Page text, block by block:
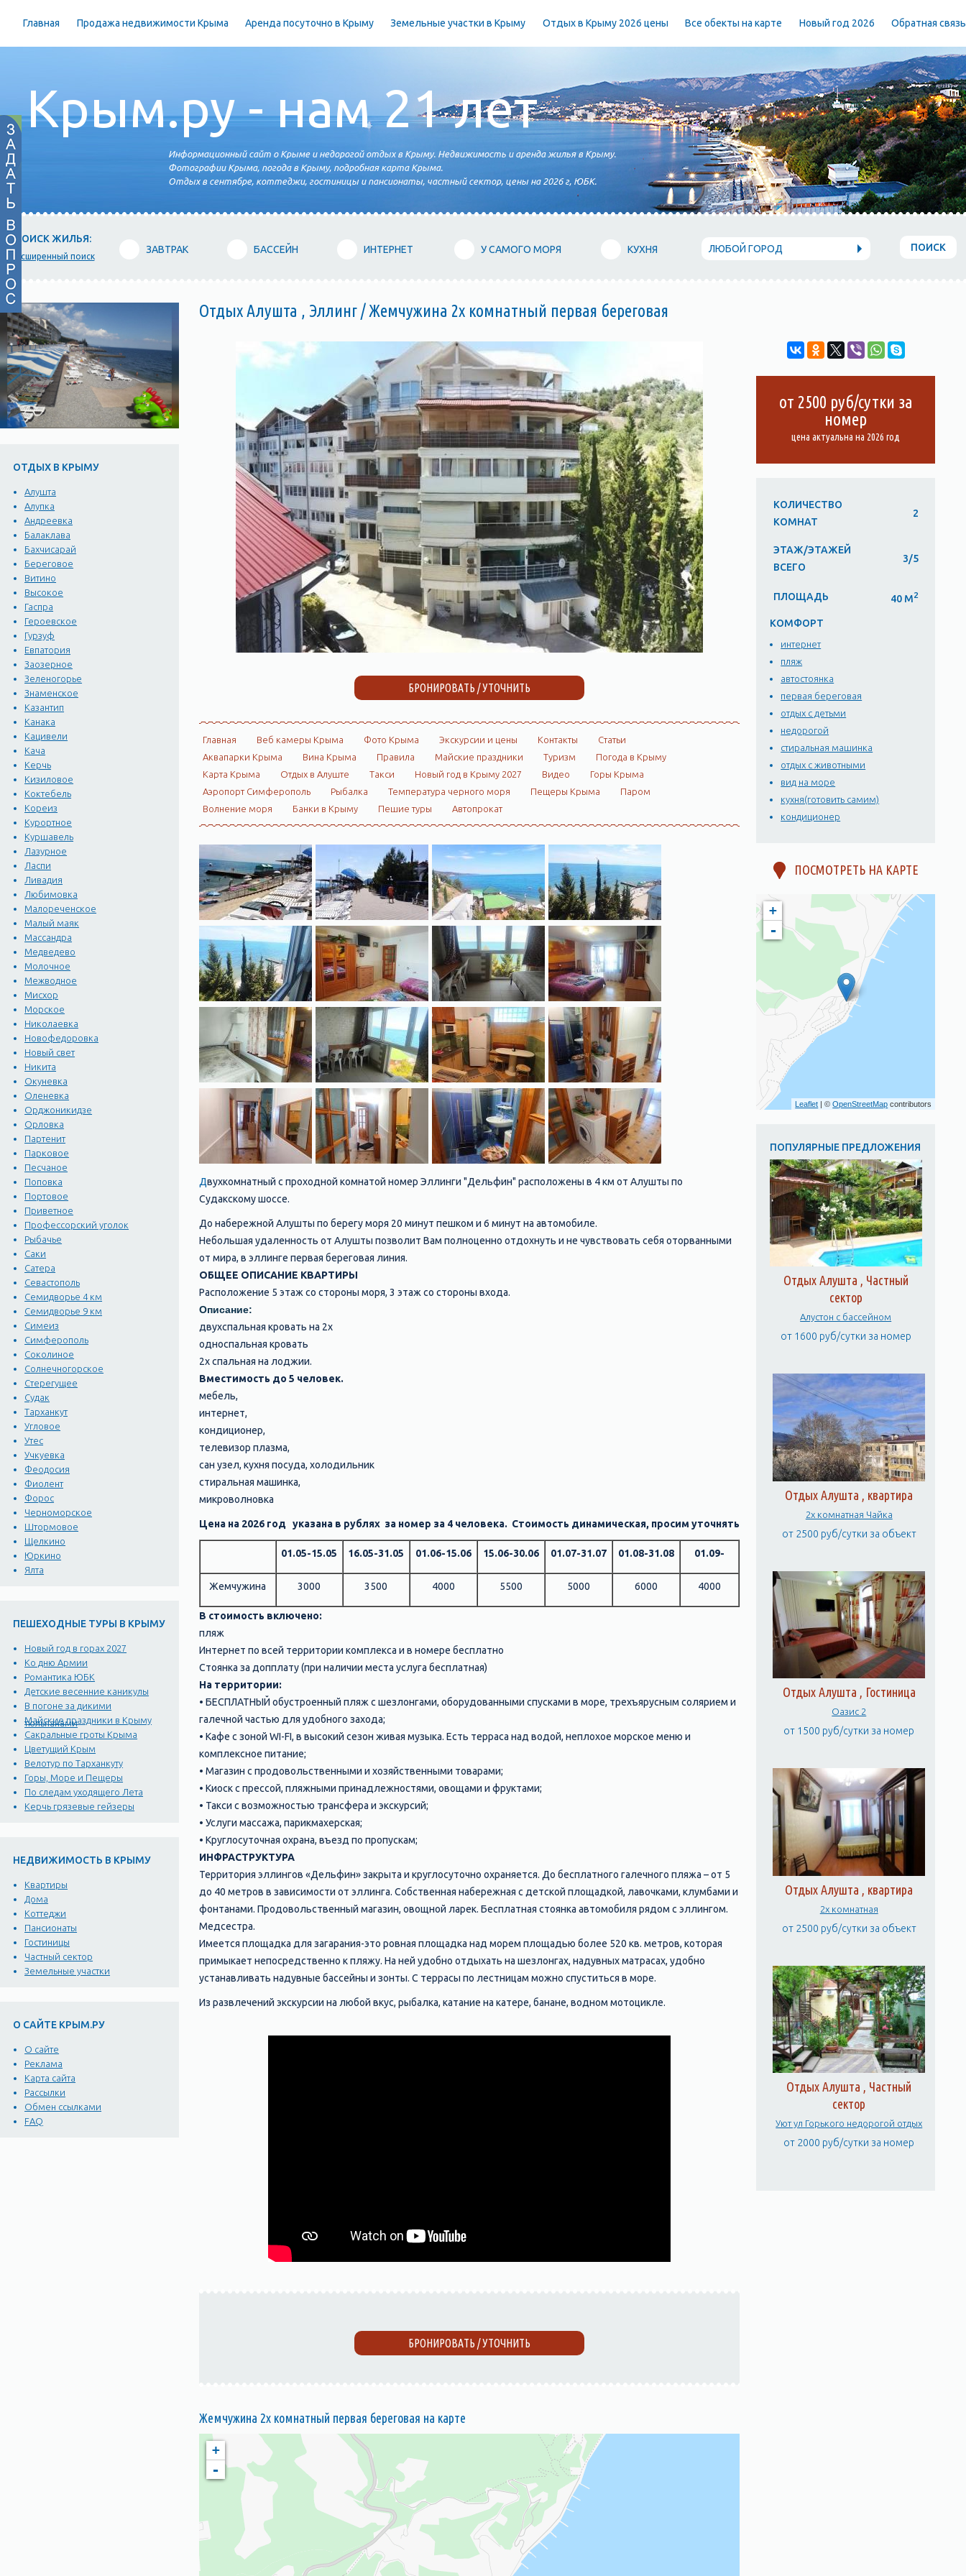
Главная Продажа недвижимости Крыма Аренда посуточно в Крыму Земельные участки в Крыму Отдых в Крыму 2026 цены Все обекты на карте Новый год 2026 Обратная связь
Крым.ру - нам 21 лет
Информационный сайт о Крыме и недорогой отдых в Крыму. Недвижимость и аренда жилья в Крыму.
Фотографии Крыма, погода в Крыму, подробная карта Крыма.
Отдых в сентябре, коттеджи, гостиницы и пансионаты, частный сектор, цены на 2026 г, ЮБК.
ПОИСК ЖИЛЬЯ:
расширенный поиск
ЗАВТРАК БАССЕЙН ИНТЕРНЕТ У САМОГО МОРЯ КУХНЯ ЛЮБОЙ ГОРОД ПОИСК
ОТДЫХ В КРЫМУ
Алушта
Алупка
Андреевка
Балаклава
Бахчисарай
Береговое
Витино
Высокое
Гаспра
Героевское
Гурзуф
Евпатория
Заозерное
Зеленогорье
Знаменское
Казантип
Канака
Кацивели
Кача
Керчь
Кизиловое
Коктебель
Кореиз
Курортное
Куршавель
Лазурное
Ласпи
Ливадия
Любимовка
Малореченское
Малый маяк
Массандра
Медведево
Молочное
Межводное
Мисхор
Морское
Николаевка
Новофедоровка
Новый свет
Никита
Окуневка
Оленевка
Орджоникидзе
Орловка
Партенит
Парковое
Песчаное
Поповка
Портовое
Приветное
Профессорский уголок
Рыбачье
Саки
Сатера
Севастополь
Семидворье 4 км
Семидворье 9 км
Симеиз
Симферополь
Соколиное
Солнечногорское
Стерегущее
Судак
Тарханкут
Угловое
Утес
Учкуевка
Феодосия
Фиолент
Форос
Черноморское
Штормовое
Щелкино
Юркино
Ялта
ПЕШЕХОДНЫЕ ТУРЫ В КРЫМУ
Новый год в горах 2027
Ко дню Армии
Романтика ЮБК
Детские весенние каникулы
В погоне за дикими
тюльпанами
Майские праздники в Крыму
Сакральные гроты Крыма
Цветущий Крым
Велотур по Тарханкуту
Горы, Море и Пещеры
По следам уходящего Лета
Керчь грязевые гейзеры
НЕДВИЖИМОСТЬ В КРЫМУ
Квартиры
Дома
Коттеджи
Пансионаты
Гостиницы
Частный сектор
Земельные участки
О САЙТЕ КРЫМ.РУ
О сайте
Реклама
Карта сайта
Рассылки
Обмен ссылками
FAQ
Отдых Алушта , Эллинг / Жемчужина 2х комнатный первая береговая
БРОНИРОВАТЬ / УТОЧНИТЬ
Главная Веб камеры Крыма Фото Крыма Экскурсии и цены Контакты
Статьи
Аквапарки Крыма
Вина Крыма Правила Майские праздники Туризм
Погода в Крыму
Карта Крыма
Отдых в Алуште Такси Новый год в Крыму 2027 Видео
Горы Крыма
Аэропорт Симферополь
Рыбалка Температура черного моря Пещеры Крыма
Паром
Волнение моря
Банки в Крыму Пешие туры Автопрокат
Двухкомнатный с проходной комнатой номер Эллинги "Дельфин" расположены в 4 км от Алушты по
Судакскому шоссе.
До набережной Алушты по берегу моря 20 минут пешком и 6 минут на автомобиле.
Небольшая удаленность от Алушты позволит Вам полноценно отдохнуть и не чувствовать себя оторванными
от мира, в эллинге первая береговая линия.
ОБЩЕЕ ОПИСАНИЕ КВАРТИРЫ
Расположение 5 этаж со стороны моря, 3 этаж со стороны входа.
Описание:
двухспальная кровать на 2х
односпальная кровать
2х спальная на лоджии.
Вместимость до 5 человек.
мебель,
интернет,
кондиционер,
телевизор плазма,
сан узел, кухня посуда, холодильник
cтиральная машинка,
микроволновка
Цена на 2026 год указана в рублях за номер за 4 человека. Стоимость динамическая, просим уточнять
01.05-15.05 16.05-31.05 01.06-15.06 15.06-30.06 01.07-31.07 01.08-31.08 01.09-
Жемчужина 3000 3500 4000 5500 5000 6000 4000
В стоимость включено:
пляж
Интернет по всей территории комплекса и в номере бесплатно
Стоянка за допплату (при наличии места услуга бесплатная)
На территории:
• БЕСПЛАТНЫЙ обустроенный пляж с шезлонгами, оборудованными спусками в море, трехъярусным солярием и
галечной частью для удобного захода;
• Кафе с зоной WI-FI, в высокий сезон живая музыка. Есть терраса над водой, неплохое морское меню и
комплексное питание;
• Магазин с продовольственными и хозяйственными товарами;
• Киоск с прессой, пляжными принадлежностями, овощами и фруктами;
• Такси с возможностью трансфера и экскурсий;
• Услуги массажа, парикмахерская;
• Круглосуточная охрана, въезд по пропускам;
ИНФРАСТРУКТУРА
Территория эллингов «Дельфин» закрыта и круглосуточно охраняется. До бесплатного галечного пляжа – от 5
до 40 метров в зависимости от эллинга. Собственная набережная с детской площадкой, лавочками, клумбами и
фонтанами. Продовольственный магазин, овощной ларек. Бесплатная стоянка автомобиля рядом с эллингом.
Медсестра.
Имеется площадка для загарания-это ровная площадка над морем площадью более 520 кв. метров, которая
примыкает непосредственно к пляжу. На ней удобно отдыхать на шезлонгах, надувных матрасах, удобно
устанавливать надувные бассейны и зонты. С террасы по лестницам можно спуститься в море.
Из развлечений экскурсии на любой вкус, рыбалка, катание на катере, банане, водном мотоцикле.
БРОНИРОВАТЬ / УТОЧНИТЬ
Жемчужина 2х комнатный первая береговая на карте
+
-
от 2500 руб/сутки за
номер
цена актуальна на 2026 год
КОЛИЧЕСТВО
КОМНАТ
2
ЭТАЖ/ЭТАЖЕЙ
ВСЕГО
3/5
ПЛОЩАДЬ 40 М2
КОМФОРТ
интернет
пляж
автостоянка
первая береговая
отдых с детьми
недорогой
стиральная машинка
отдых с животными
вид на море
кухня(готовить самим)
кондиционер
ПОСМОТРЕТЬ НА КАРТЕ
+
-
Leaflet | ©OpenStreetMap contributors
ПОПУЛЯРНЫЕ ПРЕДЛОЖЕНИЯ
Отдых Алушта , Частный
сектор
Алустон с бассейном
от 1600 руб/сутки за номер
Отдых Алушта , квартира
2х комнатная Чайка
от 2500 руб/сутки за объект
Отдых Алушта , Гостиница
Оазис 2
от 1500 руб/сутки за номер
Отдых Алушта , квартира
2х комнатная
от 2500 руб/сутки за объект
Отдых Алушта , Частный
сектор
Уют ул Горького недорогой отдых
от 2000 руб/сутки за номер